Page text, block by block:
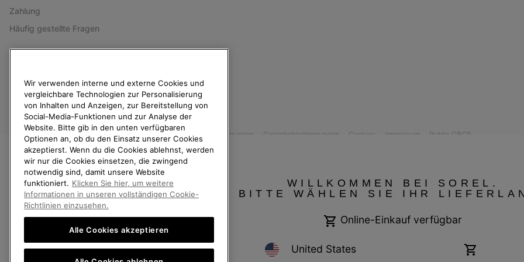
Zahlung
Häufig gestellte Fragen
Deutschland
2026SOREL. Alle Rechte vorbehalten.
Datenschutz Nutzungsbedingungen Allgemeine Verkaufsbedingungen Garantiebestimmungen Cookies Impressum Public CBCR
Kundenservice: Mo- Fr. 9:00 - 13:00 & 14:00- 18:00 Uhr
(+)498912081005
WILLKOMMEN BEI SOREL.
BITTE WÄHLEN SIE IHR
Online-Einkauf verfügbar
United States
Online-
Wir verwenden interne und externe Cookies und
vergleichbare Technologien zur Personalisierung
von Inhalten und Anzeigen, zur Bereitstellung von
Social-Media-Funktionen und zur Analyse der
Website. Bitte gib in den unten verfügbaren
Optionen an, ob du den Einsatz unserer Cookies
akzeptierst. Wenn du die Cookies ablehnst, werden
wir nur die Cookies einsetzen, die zwingend
notwendig sind, damit unsere Website
funktioniert. Klicken Sie hier, um weitere
Informationen in unseren vollständigen Cookie-
Richtlinien einzusehen.
Alle Cookies akzeptieren